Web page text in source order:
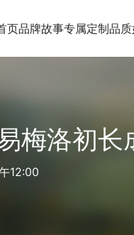
页品牌故事专属定制品
梅洛初长
12:00